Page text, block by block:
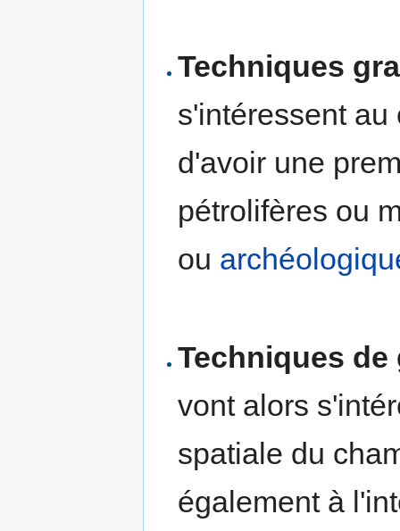
Techniques
s'intéressent au
d'avoir une
pétrolifères ou
ou
Techniques
vont alors
spatiale du
également à